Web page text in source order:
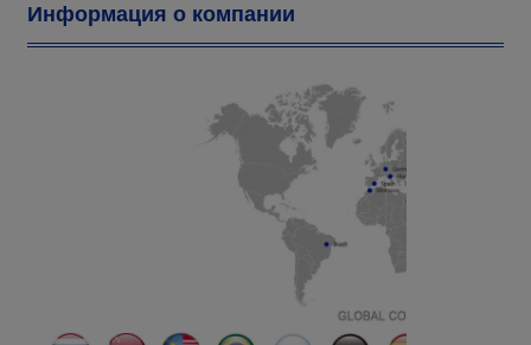
Информация о компании